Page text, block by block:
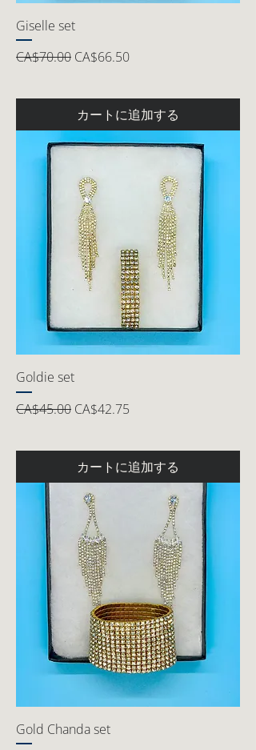
Giselle set
通常価格
CA$70.00 セール価格
CA$66.50
カートに追加する
Goldie set
通常価格
CA$45.00 セール価格
CA$42.75
カートに追加する
Gold Chanda set